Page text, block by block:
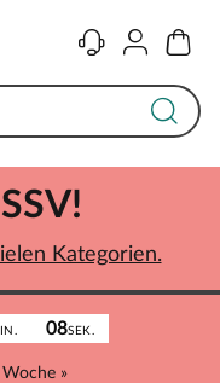
KontaktKonto
08SEK.
»
Kategorien.